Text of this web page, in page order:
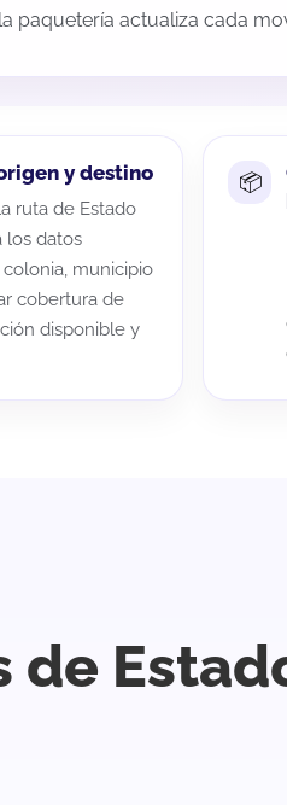
paquetería actualiza cada
y destino
ruta de Estado
los datos
municipio
cobertura de
disponible y
de